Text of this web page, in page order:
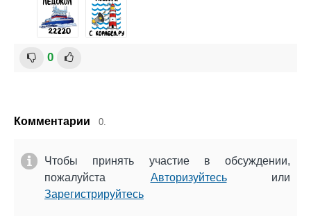
0
Комментарии 0.
Чтобы принять участие в обсуждении,
пожалуйста Авторизуйтесьили
Зарегистрируйтесь